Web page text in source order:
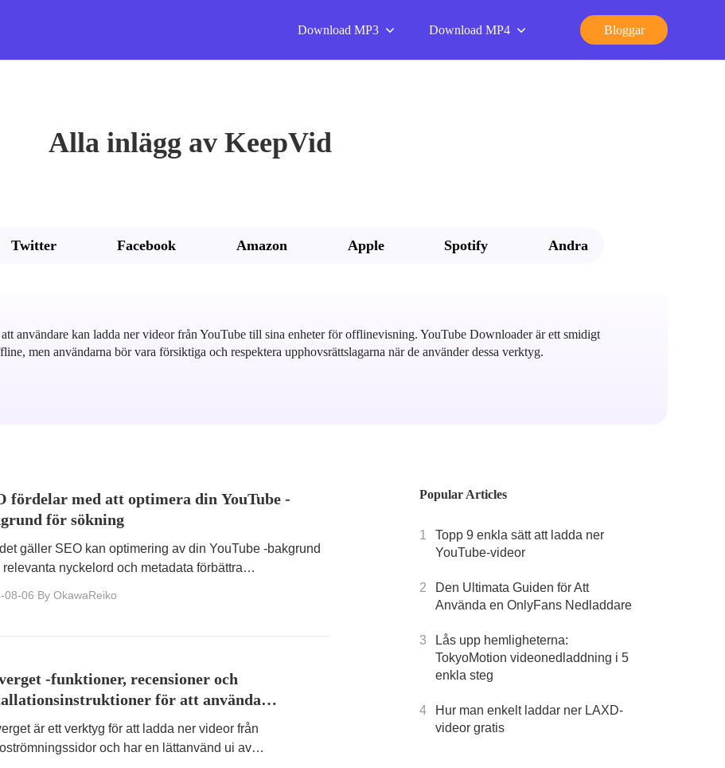
Download MP3 Download MP4 Bloggar
Alla inlägg av KeepVid
Twitter Facebook Amazon Apple Spotify Andra
användare kan ladda ner videor från YouTube till sina enheter för offlinevisning. YouTube Downloader är ett smidigt
men användarna bör vara försiktiga och respektera upphovsrättslagarna när de använder dessa verktyg.
fördelar med att optimera din YouTube -
för sökning
gäller SEO kan optimering av din YouTube -bakgrund
relevanta nyckelord och metadata förbättra
08-06 By OkawaReiko
-funktioner, recensioner och
för att använda
är ett verktyg för att ladda ner videor från
och har en lättanvänd ui av
Popular Articles
1
Topp 9 enkla sätt att ladda ner
YouTube-videor
2
Den Ultimata Guiden för Att
Använda en OnlyFans Nedladdare
3
Lås upp hemligheterna:
TokyoMotion videonedladdning i 5
enkla steg
4
Hur man enkelt laddar ner LAXD-
videor gratis